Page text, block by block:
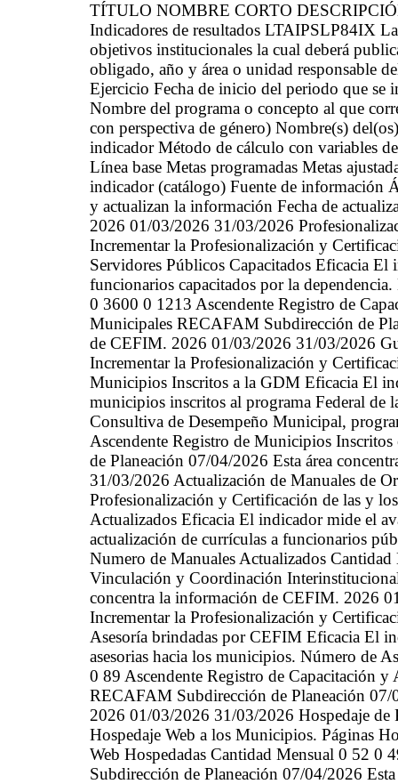
TÍTULO NOMBRE CORTO
Indicadores de resultados LTAIPSLP84IX
objetivos institucionales la cual deberá
obligado, año y área o unidad responsable
Ejercicio Fecha de inicio del periodo que se
Nombre del programa o concepto al que
con perspectiva de género) Nombre(s)
indicador Método de cálculo con variables
Línea base Metas programadas Metas
indicador (catálogo) Fuente de información
y actualizan la información Fecha de
2026 01/03/2026 31/03/2026
Incrementar la Profesionalización y
Servidores Públicos Capacitados Eficacia El
funcionarios capacitados por la
0 3600 0 1213 Ascendente Registro de
Municipales RECAFAM Subdirección de
de CEFIM. 2026 01/03/2026 31/03/2026
Incrementar la Profesionalización y
Municipios Inscritos a la GDM Eficacia El
municipios inscritos al programa Federal
Consultiva de Desempeño Municipal,
Ascendente Registro de Municipios
de Planeación 07/04/2026 Esta área
31/03/2026 Actualización de Manuales de
Profesionalización y Certificación de las y
Actualizados Eficacia El indicador mide el
actualización de currículas a funcionarios
Numero de Manuales Actualizados
Vinculación y Coordinación
concentra la información de CEFIM. 2026
Incrementar la Profesionalización y
Asesoría brindadas por CEFIM Eficacia El
asesorias hacia los municipios. Número de
0 89 Ascendente Registro de Capacitación
RECAFAM Subdirección de Planeación
2026 01/03/2026 31/03/2026 Hospedaje
Hospedaje Web a los Municipios. Páginas
Web Hospedadas Cantidad Mensual 0 52
Subdirección de Planeación 07/04/2026